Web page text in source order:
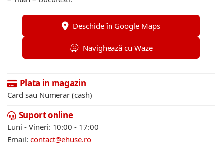
Deschide în Google Maps
Navighează cu Waze
Plata in magazin
Card sau Numerar (cash)
Suport online
Luni - Vineri: 10:00 - 17:00
Email: contact@ehuse.ro